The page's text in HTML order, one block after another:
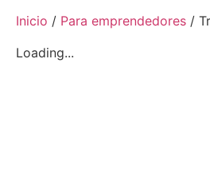
Inicio / Para emprendedores /
Loading...